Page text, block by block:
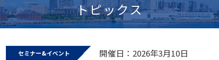
トピックス
セミナー&イベント 開催日：2026年3月10日